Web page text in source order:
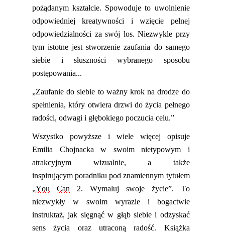
pożądanym kształcie. Spowoduje to uwolnienie
odpowiedniej kreatywności i wzięcie pełnej
odpowiedzialności za swój los. Niezwykle przy
tym istotne jest stworzenie zaufania do samego
siebie i słuszności wybranego sposobu
postępowania...
„Zaufanie do siebie to ważny krok na drodze do
spełnienia, który otwiera drzwi do życia pełnego
radości, odwagi i głębokiego poczucia celu.”
Wszystko powyższe i wiele więcej opisuje
Emilia Chojnacka w swoimnietypowym i
atrakcyjnym wizualnie, a także
inspirującym poradniku pod znamiennym tytułem
„You Can 2. Wymaluj swoje życie”. To
niezwykły w swoim wyrazie i bogactwie
instruktaż, jak sięgnąć w głąb siebie i odzyskać
sens życia oraz utraconą radość. Książka